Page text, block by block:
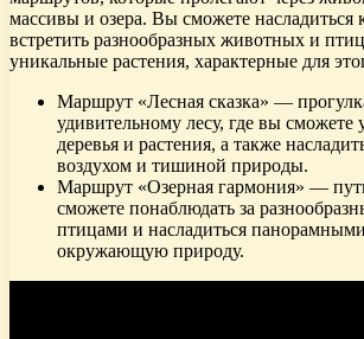
массивы и озера. Вы сможете насладиться
встретить разнообразных животных и
уникальные растения, характерные для
Маршрут «Лесная сказка» —
удивительному лесу, где вы сможете
деревья и растения, а также
воздухом и тишиной природы.
Маршрут «Озерная гармония» —
сможете понаблюдать за
птицами и насладиться
окружающую природу.